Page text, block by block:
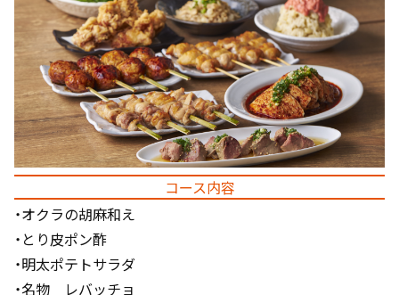
コース内容
・オクラの胡麻和え
・とり皮ポン酢
・明太ポテトサラダ
・名物 レバッチョ